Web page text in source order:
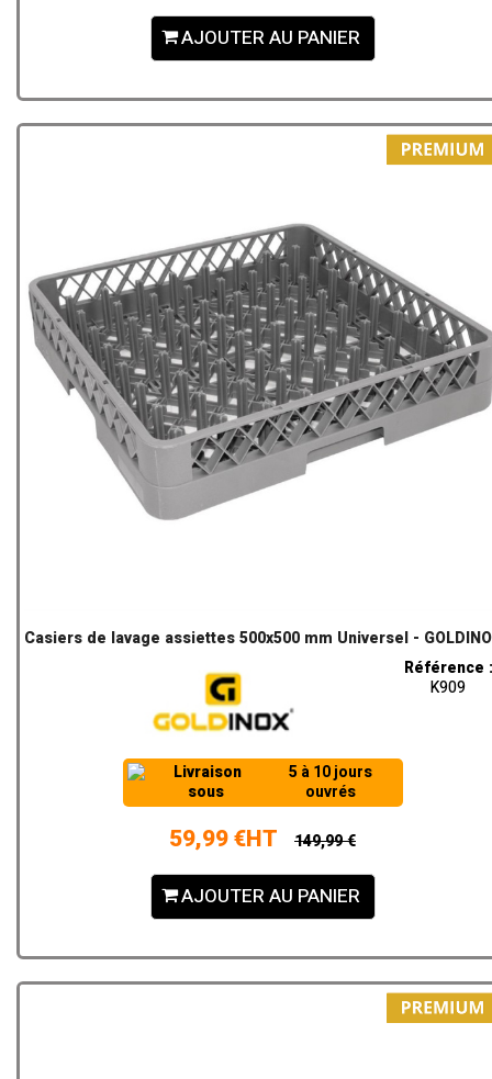
AJOUTER AU PANIER
Casiers de lavage assiettes 500x500 mm Universel -
Référence :
K909
Livraison
sous
5 à 10 jours
ouvrés
59,99 €HT 149,99 €
AJOUTER AU PANIER